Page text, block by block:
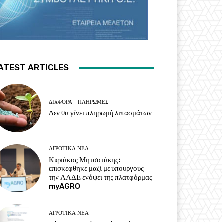
ARTICLES
ΔΙΆΦΟΡΑ - ΠΛΗΡΩΜΈΣ
Δεν θα γίνει πληρωμή λιπασμάτων
ΑΓΡΟΤΙΚΆ ΝΈΑ
Κυριάκος Μητσοτάκης:
επισκέφθηκε μαζί με υπουργούς
την ΑΑΔΕ ενόψει της πλατφόρμας
myAGRO
ΑΓΡΟΤΙΚΆ ΝΈΑ